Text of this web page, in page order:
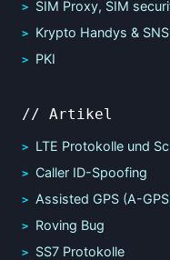
SIM Proxy, SIM
Krypto Handys & SNS
PKI
// Artikel
LTE Protokolle und
Caller ID-Spoofing
Assisted GPS (A-
Roving Bug
SS7 Protokolle